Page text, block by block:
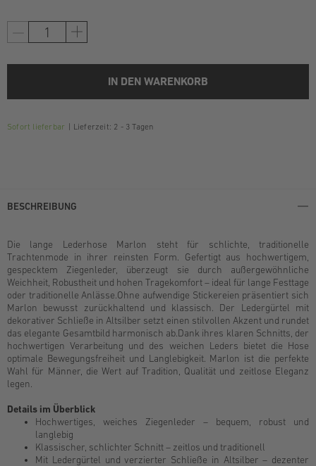
IN DEN WARENKORB
Sofort lieferbar Lieferzeit: 2 - 3 Tagen
BESCHREIBUNG
Die lange Lederhose Marlon steht für schlichte, traditionelle
Trachtenmode in ihrer reinsten Form. Gefertigt aus hochwertigem,
gespecktem Ziegenleder, überzeugt sie durch außergewöhnliche
Weichheit, Robustheit und hohen Tragekomfort – ideal für lange Festtage
oder traditionelle Anlässe.Ohne aufwendige Stickereien präsentiert sich
Marlon bewusst zurückhaltend und klassisch. Der Ledergürtel mit
dekorativer Schließe in Altsilber setzt einen stilvollen Akzent und rundet
das elegante Gesamtbild harmonisch ab.Dank ihres klaren Schnitts, der
hochwertigen Verarbeitung und des weichen Leders bietet die Hose
optimale Bewegungsfreiheit und Langlebigkeit. Marlon ist die perfekte
Wahl für Männer, die Wert auf Tradition, Qualität und zeitlose Eleganz
legen.
Details im Überblick
Hochwertiges, weiches Ziegenleder – bequem, robust und
langlebig
Klassischer, schlichter Schnitt – zeitlos und traditionell
Mit Ledergürtel und verzierter Schließe in Altsilber – dezenter